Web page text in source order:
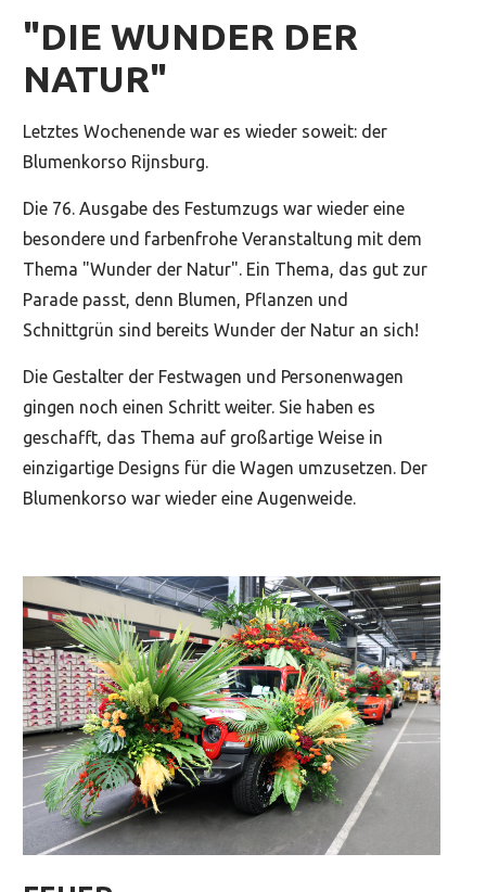
"DIE WUNDER DER
NATUR"
Letztes Wochenende war es wieder soweit: der
Blumenkorso Rijnsburg.
Die 76. Ausgabe des Festumzugs war wieder eine
besondere und farbenfrohe Veranstaltung mit dem
Thema "Wunder der Natur". Ein Thema, das gut zur
Parade passt, denn Blumen, Pflanzen und
Schnittgrün sind bereits Wunder der Natur an sich!
Die Gestalter der Festwagen und Personenwagen
gingen noch einen Schritt weiter. Sie haben es
geschafft, das Thema auf großartige Weise in
einzigartige Designs für die Wagen umzusetzen. Der
Blumenkorso war wieder eine Augenweide.